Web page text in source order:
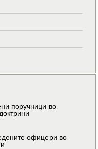
поручници во
офицери во